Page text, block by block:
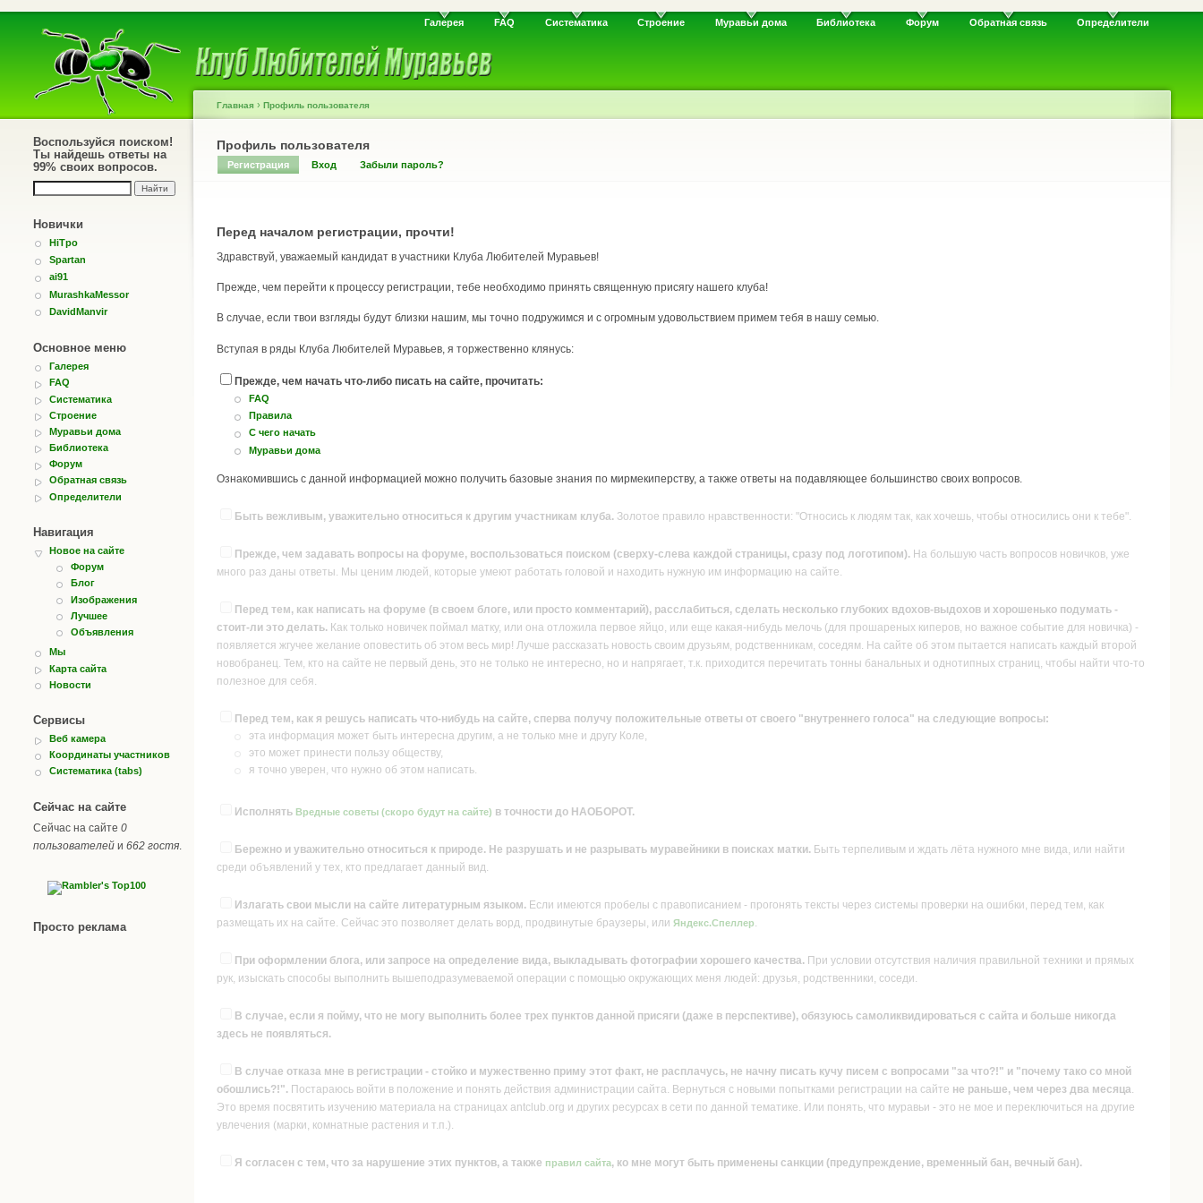
Галерея FAQ Систематика Строение Муравьи дома Библиотека Форум Обратная связь Определители
Воспользуйся поиском!
Ты найдешь ответы на
99% своих вопросов.
Новички
HiTpo
Spartan
ai91
MurashkaMessor
DavidManvir
Основное меню
Галерея
FAQ
Систематика
Строение
Муравьи дома
Библиотека
Форум
Обратная связь
Определители
Навигация
Новое на сайте
Форум
Блог
Изображения
Лучшее
Объявления
Мы
Карта сайта
Новости
Сервисы
Веб камера
Координаты участников
Систематика (tabs)
Сейчас на сайте
Сейчас на сайте 0
пользователей и 662 гостя.
Просто реклама
Главная › Профиль пользователя
Профиль пользователя
Регистрация Вход Забыли пароль?
Перед началом регистрации, прочти!
Здравствуй, уважаемый кандидат в участники Клуба Любителей Муравьев!
Прежде, чем перейти к процессу регистрации, тебе необходимо принять священную присягу нашего клуба!
В случае, если твои взгляды будут близки нашим, мы точно подружимся и с огромным удовольствием примем тебя в нашу семью.
Вступая в ряды Клуба Любителей Муравьев, я торжественно клянусь:
Прежде, чем начать что-либо писать на сайте, прочитать:
FAQ
Правила
С чего начать
Муравьи дома
Ознакомившись с данной информацией можно получить базовые знания по мирмекиперству, а также ответы на подавляющее большинство своих вопросов.
Быть вежливым, уважительно относиться к другим участникам клуба. Золотое правило нравственности: "Относись к людям так, как хочешь, чтобы относились они к тебе".
Прежде, чем задавать вопросы на форуме, воспользоваться поиском (сверху-слева каждой страницы, сразу под логотипом). На большую часть вопросов новичков, уже
много раз даны ответы. Мы ценим людей, которые умеют работать головой и находить нужную им информацию на сайте.
Перед тем, как написать на форуме (в своем блоге, или просто комментарий), расслабиться, сделать несколько глубоких вдохов-выдохов и хорошенько подумать -
стоит-ли это делать. Как только новичек поймал матку, или она отложила первое яйцо, или еще какая-нибудь мелочь (для прошареных киперов, но важное событие для новичка) -
появляется жгучее желание оповестить об этом весь мир! Лучше рассказать новость своим друзьям, родственникам, соседям. На сайте об этом пытается написать каждый второй
новобранец. Тем, кто на сайте не первый день, это не только не интересно, но и напрягает, т.к. приходится перечитать тонны банальных и однотипных страниц, чтобы найти что-то
полезное для себя.
Перед тем, как я решусь написать что-нибудь на сайте, сперва получу положительные ответы от своего "внутреннего голоса" на следующие вопросы:
эта информация может быть интересна другим, а не только мне и другу Коле,
это может принести пользу обществу,
я точно уверен, что нужно об этом написать.
Исполнять Вредные советы (скоро будут на сайте) в точности до НАОБОРОТ.
Бережно и уважительно относиться к природе. Не разрушать и не разрывать муравейники в поисках матки. Быть терпеливым и ждать лёта нужного мне вида, или найти
среди объявлений у тех, кто предлагает данный вид.
Излагать свои мысли на сайте литературным языком. Если имеются пробелы с правописанием - прогонять тексты через системы проверки на ошибки, перед тем, как
размещать их на сайте. Сейчас это позволяет делать ворд, продвинутые браузеры, или Яндекс.Спеллер.
При оформлении блога, или запросе на определение вида, выкладывать фотографии хорошего качества. При условии отсутствия наличия правильной техники и прямых
рук, изыскать способы выполнить вышеподразумеваемой операции с помощью окружающих меня людей: друзья, родственники, соседи.
В случае, если я пойму, что не могу выполнить более трех пунктов данной присяги (даже в перспективе), обязуюсь самоликвидироваться с сайта и больше никогда
здесь не появляться.
В случае отказа мне в регистрации - стойко и мужественно приму этот факт, не расплачусь, не начну писать кучу писем с вопросами "за что?!" и "почему тако со мной
обошлись?!". Постараюсь войти в положение и понять действия администрации сайта. Вернуться с новыми попытками регистрации на сайте не раньше, чем через два месяца.
Это время посвятить изучению материала на страницах antclub.org и других ресурсах в сети по данной тематике. Или понять, что муравьи - это не мое и переключиться на другие
увлечения (марки, комнатные растения и т.п.).
Я согласен с тем, что за нарушение этих пунктов, а также правил сайта, ко мне могут быть применены санкции (предупреждение, временный бан, вечный бан).